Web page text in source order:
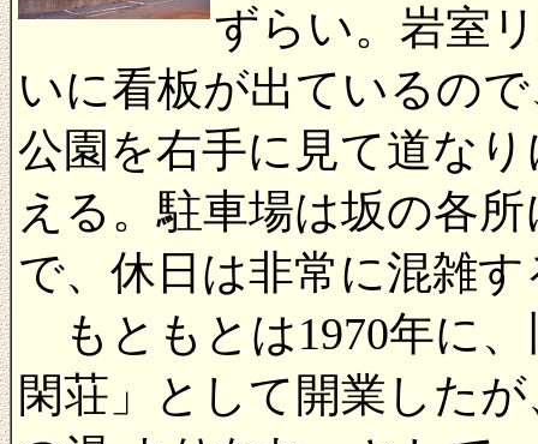
ずらい。岩室
いに看板が出ているの
公園を右手に見て道な
える。駐車場は坂の各
で、休日は非常に混雑す
もともとは1970年に
閑荘」として開業した